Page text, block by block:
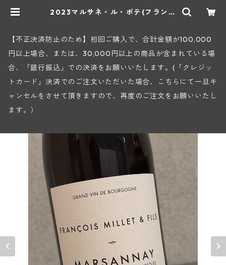
2023マルサネ・ル・ポテ(フランソ
【不正決済防止のため】初回ご購入で、合計金額が100,000
円以上場合、または、30,000円以上の商品が含まれている場
合、「銀行振込」での決済をお願いいたします。(「クレジッ
トカード」決済でのご注文いただいた場合、こちらにて一旦キ
ャンセルをさせて頂きますので、再度のご注文をお願いいたし
ます。）